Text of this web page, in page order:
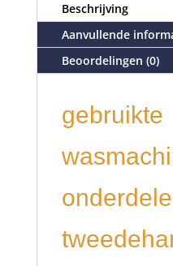
Beschrijving
Aanvullende
Beoordelingen (0)
gebruikte